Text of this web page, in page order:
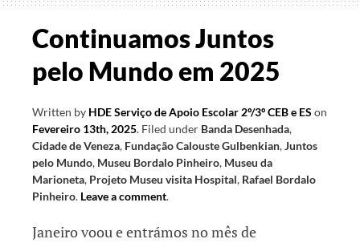
Continuamos Juntos
pelo Mundo em 2025
Written by HDE Serviço de Apoio Escolar 2º/3º CEB e ES on
Fevereiro 13th, 2025. Filed under Banda Desenhada,
Cidade de Veneza, Fundação Calouste Gulbenkian,Juntos
pelo Mundo, Museu Bordalo Pinheiro, Museu da
Marioneta, Projeto Museu visita Hospital, Rafael Bordalo
Pinheiro. Leave a comment.
Janeiro voou e entrámos no mês de